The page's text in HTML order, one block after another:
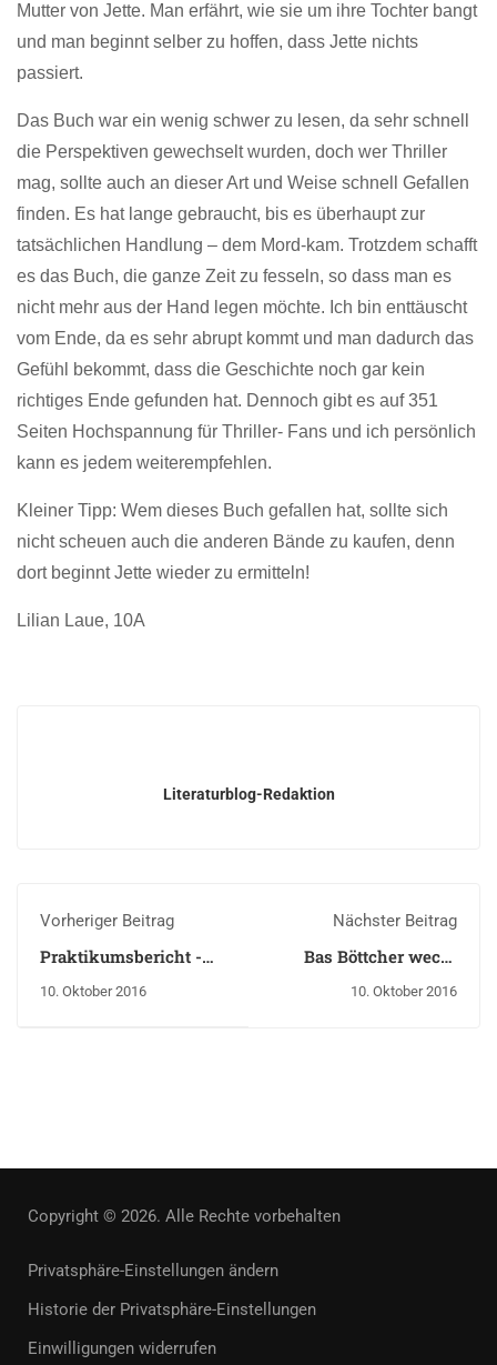
Mutter von Jette. Man erfährt, wie sie um ihre Tochter bangt
und man beginnt selber zu hoffen, dass Jette nichts
passiert.
Das Buch war ein wenig schwer zu lesen, da sehr schnell
die Perspektiven gewechselt wurden, doch wer Thriller
mag, sollte auch an dieser Art und Weise schnell Gefallen
finden. Es hat lange gebraucht, bis es überhaupt zur
tatsächlichen Handlung – dem Mord-kam. Trotzdem schafft
es das Buch, die ganze Zeit zu fesseln, so dass man es
nicht mehr aus der Hand legen möchte. Ich bin enttäuscht
vom Ende, da es sehr abrupt kommt und man dadurch das
Gefühl bekommt, dass die Geschichte noch gar kein
richtiges Ende gefunden hat. Dennoch gibt es auf 351
Seiten Hochspannung für Thriller- Fans und ich persönlich
kann es jedem weiterempfehlen.
Kleiner Tipp: Wem dieses Buch gefallen hat, sollte sich
nicht scheuen auch die anderen Bände zu kaufen, denn
dort beginnt Jette wieder zu ermitteln!
Lilian Laue, 10A
Literaturblog-Redaktion
Vorheriger Beitrag
Praktikumsbericht -
10. Oktober 2016
Nächster Beitrag
Bas Böttcher weckt
Literatur
10. Oktober 2016
Copyright © 2026. Alle Rechte vorbehalten
Privatsphäre-Einstellungen ändern
Historie der Privatsphäre-Einstellungen
Einwilligungen widerrufen